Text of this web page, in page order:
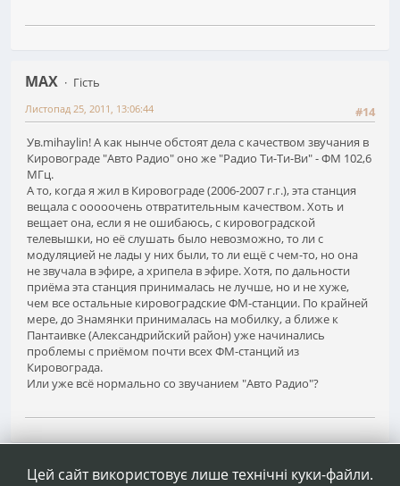
MAX
Гість
#14
Листопад 25, 2011, 13:06:44
Ув.mihaylin! А как нынче обстоят дела с качеством звучания в
Кировограде "Авто Радио" оно же "Радио Ти-Ти-Ви" - ФМ 102,6
МГц.
А то, когда я жил в Кировограде (2006-2007 г.г.), эта станция
вещала с ооооочень отвратительным качеством. Хоть и
вещает она, если я не ошибаюсь, с кировоградской
телевышки, но её слушать было невозможно, то ли с
модуляцией не лады у них были, то ли ещё с чем-то, но она
не звучала в эфире, а хрипела в эфире. Хотя, по дальности
приёма эта станция принималась не лучше, но и не хуже,
чем все остальные кировоградские ФМ-станции. По крайней
мере, до Знамянки принималась на мобилку, а ближе к
Пантаивке (Александрийский район) уже начинались
проблемы с приёмом почти всех ФМ-станций из
Кировограда.
Или уже всё нормально со звучанием "Авто Радио"?
Цей сайт використовує лише технічні куки-файли.